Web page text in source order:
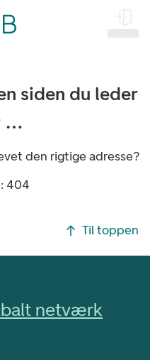
siden du leder
…
den rigtige adresse?
404
Til toppen
netværk